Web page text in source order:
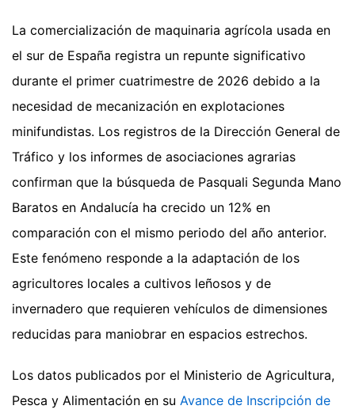
La comercialización de maquinaria agrícola usada en
el sur de España registra un repunte significativo
durante el primer cuatrimestre de 2026 debido a la
necesidad de mecanización en explotaciones
minifundistas. Los registros de la Dirección General de
Tráfico y los informes de asociaciones agrarias
confirman que la búsqueda de Pasquali Segunda Mano
Baratos en Andalucía ha crecido un 12% en
comparación con el mismo periodo del año anterior.
Este fenómeno responde a la adaptación de los
agricultores locales a cultivos leñosos y de
invernadero que requieren vehículos de dimensiones
reducidas para maniobrar en espacios estrechos.
Los datos publicados por el Ministerio de Agricultura,
Pesca y Alimentación en su Avance de Inscripción de